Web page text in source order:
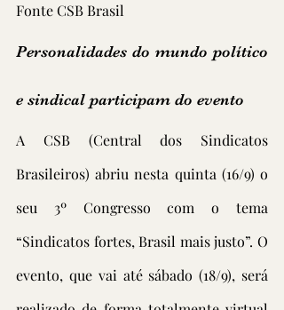
Fonte CSB Brasil
Personalidades do mundo político
e sindical participam do evento
A CSB (Central dos Sindicatos
Brasileiros) abriu nesta quinta (16/9) o
seu 3º Congresso com o tema
“Sindicatos fortes, Brasil mais justo”. O
evento, que vai até sábado (18/9), será